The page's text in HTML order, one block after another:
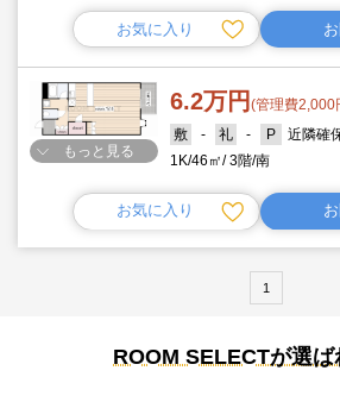
お気に入り
もっと見る
3階 南
6.2万円(管理費2,000
-
-
1K 46㎡
近隣確
お気に入り
1
ROOM SELECTが選ば